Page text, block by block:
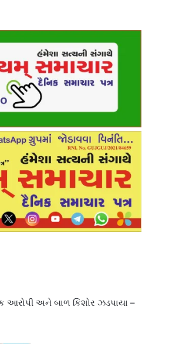
આરોપી અને બાળ કિશોર ઝડપાયા –